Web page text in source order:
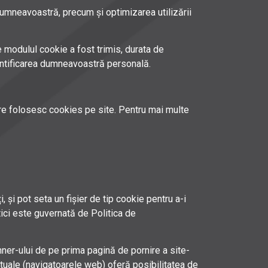
precum și optimizarea utilizării
cookie a fost trimis, durata de
dumneavoastră personală.
folosesc cookies pe site. Pentru mai multe
și pot seta un fișier de tip cookie pentru a-i
este guvernată de Politica de
ului de pe prima pagină de pornire a site-
(navigatoarele web) oferă posibilitatea de